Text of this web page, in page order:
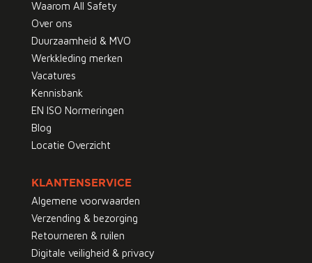
Waarom All Safety
Over ons
Duurzaamheid & MVO
Werkkleding merken
Vacatures
Kennisbank
EN ISO Normeringen
Blog
Locatie Overzicht
KLANTENSERVICE
Algemene voorwaarden
Verzending & bezorging
Retourneren & ruilen
Digitale veiligheid & privacy